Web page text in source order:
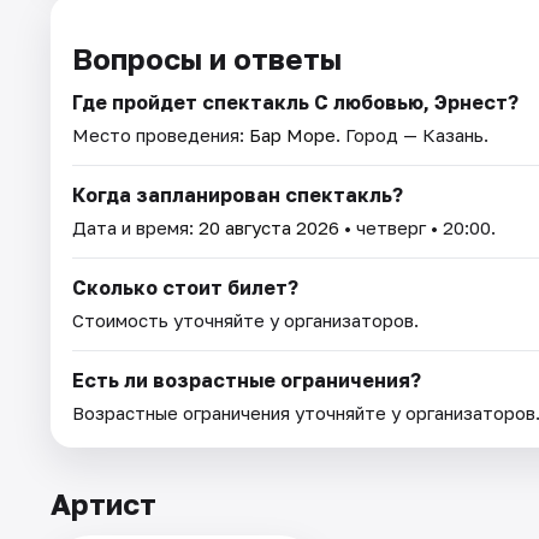
Вопросы и ответы
Где пройдет спектакль С любовью, Эрнест?
Место проведения: Бар Море. Город — Казань.
Когда запланирован спектакль?
Дата и время: 20 августа 2026 • четверг • 20:00.
Сколько стоит билет?
Стоимость уточняйте у организаторов.
Есть ли возрастные ограничения?
Возрастные ограничения уточняйте у организаторов.
Артист